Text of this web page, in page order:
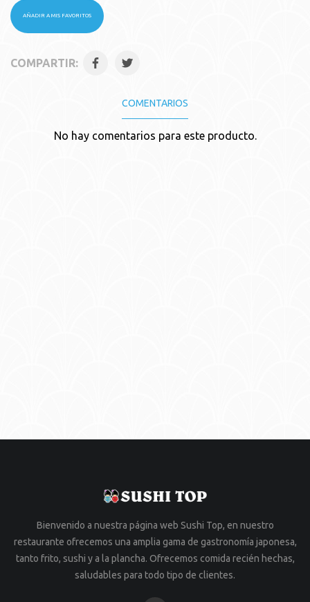
AÑADIR A MIS FAVORITOS
COMPARTIR:
COMENTARIOS
No hay comentarios para este producto.
Bienvenido a nuestra página web Sushi Top, en nuestro
restaurante ofrecemos una amplia gama de gastronomía japonesa,
tanto frito, sushi y a la plancha. Ofrecemos comida recién hechas,
saludables para todo tipo de clientes.